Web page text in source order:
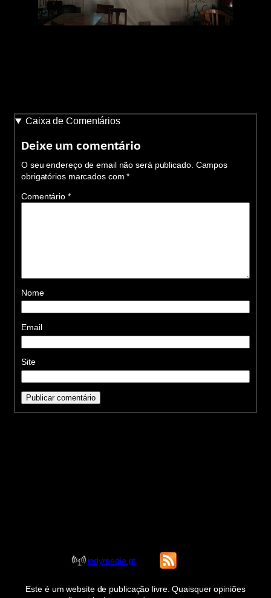
Caixa de Comentários
Deixe um comentário
O seu endereço de email não será publicado. Campos
obrigatórios marcados com*
Comentário *
Nome
Email
Site
indymedia.pt
Este é um website de publicação livre. Quaisquer opiniões